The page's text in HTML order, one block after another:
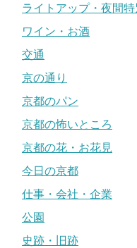
ライトアップ・夜間
ワイン・お酒
交通
京の通り
京都のパン
京都の怖いところ
京都の花・お花見
今日の京都
仕事・会社・企業
公園
史跡・旧跡